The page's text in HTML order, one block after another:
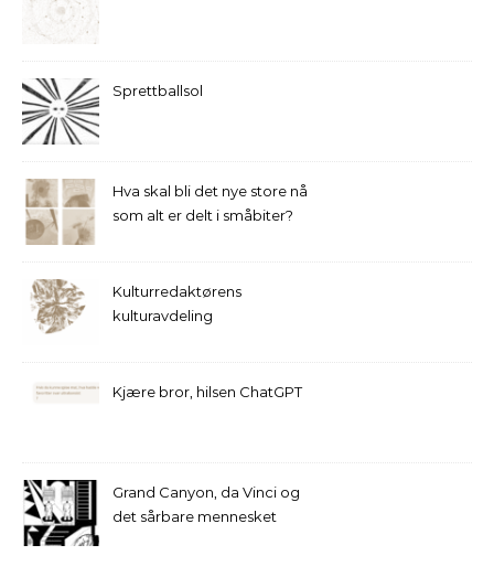
Sprettballsol
Hva skal bli det nye store nå
som alt er delt i småbiter?
Kulturredaktørens
kulturavdeling
Kjære bror, hilsen ChatGPT
Grand Canyon, da Vinci og
det sårbare mennesket